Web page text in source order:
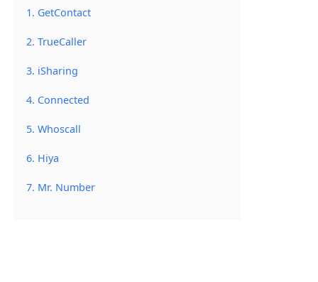
1. GetContact
2. TrueCaller
3. iSharing
4. Connected
5. Whoscall
6. Hiya
7. Mr. Number